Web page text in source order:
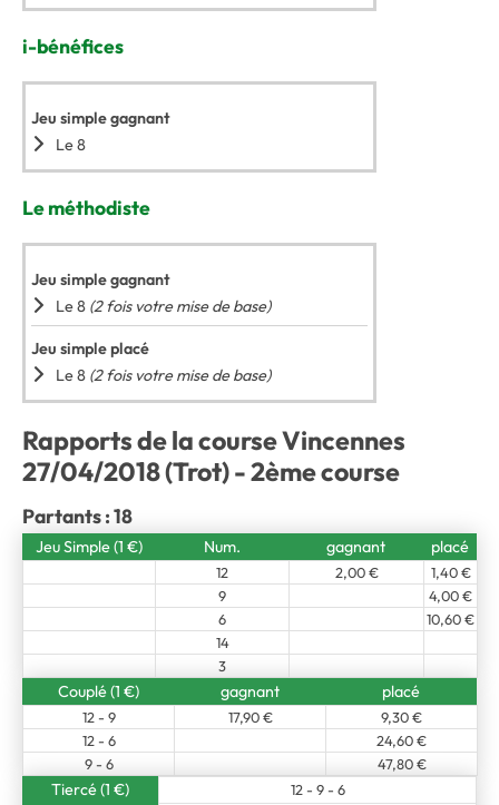
i-bénéfices
Jeu simple gagnant
Le 8
Le méthodiste
Jeu simple gagnant
Le 8 (2 fois votre mise de base)
Jeu simple placé
Le 8 (2 fois votre mise de base)
Rapports de la course Vincennes
27/04/2018 (Trot) - 2ème course
Partants : 18
Jeu Simple (1 €) Num. gagnant placé
12 2,00 €
1,40 €
9
4,00 €
6
10,60 €
14
3
Couplé (1 €) gagnant placé
12 - 9 17,90 €
9,30 €
12 - 6
24,60 €
9 - 6
47,80 €
Tiercé (1 €) 12 - 9 - 6